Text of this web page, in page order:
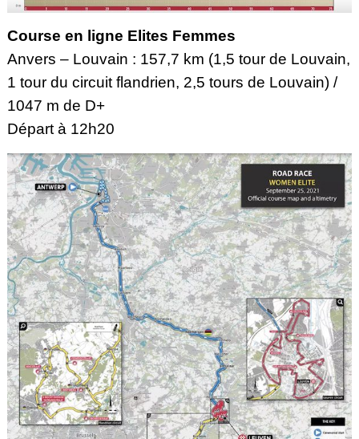
Course en ligne Elites Femmes
Anvers – Louvain : 157,7 km (1,5 tour de Louvain,
1 tour du circuit flandrien, 2,5 tours de Louvain) /
1047 m de D+
Départ à 12h20